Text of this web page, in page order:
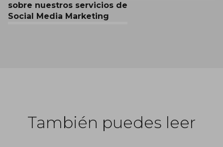
sobre nuestros servicios de
Social Media Marketing
También puedes leer